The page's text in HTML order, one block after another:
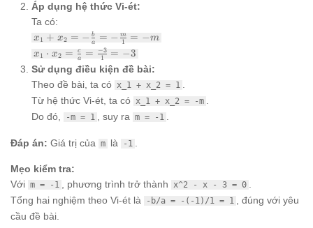
Áp dụng hệ thức Vi-ét:
Ta có:
x_1 +
\frac{b}
{a} = -
\frac{m}
{1} = -m
x1 + x2 = − a
b = − 1
m = −m
x_1
\cdot
x_2 =
\frac{c}
{a} =
\frac{-3}
{1} = -3
x1 ⋅ x2 = a
c = 1
−3 = −3
Sử dụng điều kiện đề bài:
Theo đề bài, ta có x_1 + x_2 = 1
Từ hệ thức Vi-ét, ta có x_1 + x_2 = -m
Do đó,
-m = 1 , suy ra m = -1
Đáp án: Giá trị của m là -1
Mẹo kiểm tra:
Với m = -1 , phương trình trở thành x^2 - x - 3 = 0
Tổng hai nghiệm theo Vi-ét là
-b/a = -(-1)/1 = 1
, đúng với yêu
cầu đề bài.